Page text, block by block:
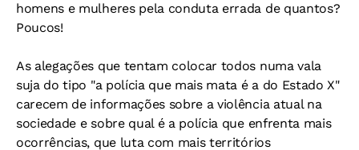
homens e mulheres pela conduta errada de quantos?
Poucos!
As alegações que tentam colocar todos numa vala
suja do tipo "a polícia que mais mata é a do Estado X"
carecem de informações sobre a violência atual na
sociedade e sobre qual é a polícia que enfrenta mais
ocorrências, que luta com mais territórios